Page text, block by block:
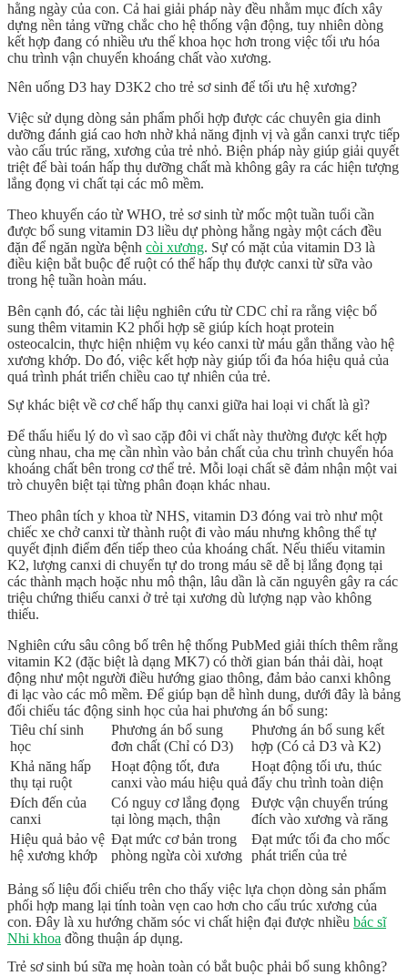
hằng ngày của con. Cả hai giải pháp này đều nhằm mục đích xây
dựng nền tảng vững chắc cho hệ thống vận động, tuy nhiên dòng
kết hợp đang có nhiều ưu thế khoa học hơn trong việc tối ưu hóa
chu trình vận chuyển khoáng chất vào xương.
Nên uống D3 hay D3K2 cho trẻ sơ sinh để tối ưu hệ xương?
Việc sử dụng dòng sản phẩm phối hợp được các chuyên gia dinh
dưỡng đánh giá cao hơn nhờ khả năng định vị và gắn canxi trực tiếp
vào cấu trúc răng, xương của trẻ nhỏ. Biện pháp này giúp giải quyết
triệt để bài toán hấp thụ dưỡng chất mà không gây ra các hiện tượng
lắng đọng vi chất tại các mô mềm.
Theo khuyến cáo từ WHO, trẻ sơ sinh từ mốc một tuần tuổi cần
được bổ sung vitamin D3 liều dự phòng hằng ngày một cách đều
đặn để ngăn ngừa bệnh còi xương. Sự có mặt của vitamin D3 là
điều kiện bắt buộc để ruột có thể hấp thụ được canxi từ sữa vào
trong hệ tuần hoàn máu.
Bên cạnh đó, các tài liệu nghiên cứu từ CDC chỉ ra rằng việc bổ
sung thêm vitamin K2 phối hợp sẽ giúp kích hoạt protein
osteocalcin, thực hiện nhiệm vụ kéo canxi từ máu gắn thẳng vào hệ
xương khớp. Do đó, việc kết hợp này giúp tối đa hóa hiệu quả của
quá trình phát triển chiều cao tự nhiên của trẻ.
Sự khác biệt về cơ chế hấp thụ canxi giữa hai loại vi chất là gì?
Để thấu hiểu lý do vì sao cặp đôi vi chất này thường được kết hợp
cùng nhau, cha mẹ cần nhìn vào bản chất của chu trình chuyển hóa
khoáng chất bên trong cơ thể trẻ. Mỗi loại chất sẽ đảm nhận một vai
trò chuyên biệt tại từng phân đoạn khác nhau.
Theo phân tích y khoa từ NHS, vitamin D3 đóng vai trò như một
chiếc xe chở canxi từ thành ruột đi vào máu nhưng không thể tự
quyết định điểm đến tiếp theo của khoáng chất. Nếu thiếu vitamin
K2, lượng canxi di chuyển tự do trong máu sẽ dễ bị lắng đọng tại
các thành mạch hoặc nhu mô thận, lâu dần là căn nguyên gây ra các
triệu chứng thiếu canxi ở trẻ tại xương dù lượng nạp vào không
thiếu.
Nghiên cứu sâu công bố trên hệ thống PubMed giải thích thêm rằng
vitamin K2 (đặc biệt là dạng MK7) có thời gian bán thải dài, hoạt
động như một người điều hướng giao thông, đảm bảo canxi không
đi lạc vào các mô mềm. Để giúp bạn dễ hình dung, dưới đây là bảng
đối chiếu tác động sinh học của hai phương án bổ sung:
Tiêu chí sinh
học
Phương án bổ sung
đơn chất (Chỉ có D3)
Phương án bổ sung kết
hợp (Có cả D3 và K2)
Khả năng hấp
thụ tại ruột
Hoạt động tốt, đưa
canxi vào máu hiệu quả
Hoạt động tối ưu, thúc
đẩy chu trình toàn diện
Đích đến của
canxi
Có nguy cơ lắng đọng
tại lòng mạch, thận
Được vận chuyển trúng
đích vào xương và răng
Hiệu quả bảo vệ
hệ xương khớp
Đạt mức cơ bản trong
phòng ngừa còi xương
Đạt mức tối đa cho mốc
phát triển của trẻ
Bảng số liệu đối chiếu trên cho thấy việc lựa chọn dòng sản phẩm
phối hợp mang lại tính toàn vẹn cao hơn cho cấu trúc xương của
con. Đây là xu hướng chăm sóc vi chất hiện đại được nhiều bác sĩ
Nhi khoa đồng thuận áp dụng.
Trẻ sơ sinh bú sữa mẹ hoàn toàn có bắt buộc phải bổ sung không?